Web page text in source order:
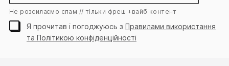
Не розсилаємо спам // тільки фреш +вайб контент
Я прочитав і погоджуюсь з Правилами використання
та Політикою конфіденційності
Ім’я
Контактний